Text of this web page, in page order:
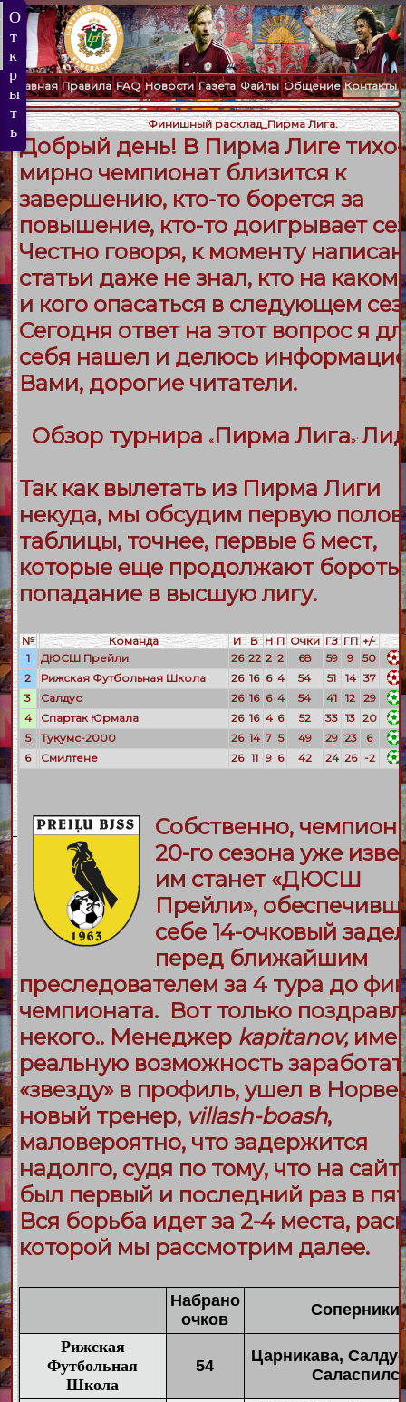
Главная Правила FAQ Новости Газета Файлы Общение Контакты
Финишный расклад_Пирма Лига.
Добрый день! В Пирма Лиге тихо-
мирно чемпионат близится к
завершению, кто-то борется за
повышение, кто-то доигрывает
Честно говоря, к моменту
статьи даже не знал, кто на каком
и кого опасаться в следующем
Сегодня ответ на этот вопрос я
себя нашел и делюсь
Вами, дорогие читатели.
Обзор турнира «Пирма Лига»:
Так как вылетать из Пирма Лиги
некуда, мы обсудим первую
таблицы, точнее, первые 6 мест,
которые еще продолжают
попадание в высшую лигу.
№ Команда И В Н П Очки ГЗ ГП +/-
1
ДЮСШ Прейли 26 22 2 2 68 59 9
50
2
Рижская Футбольная Школа 26 16 6 4 54 51 14 37
3
Салдус 26 16 6 4 54 41 12 29
4
Спартак Юрмала 26 16 4 6 52 33 13 20
5
Тукумс-2000 26 14 7 5 49 29 23
6
6
Смилтене 26 11 9 6 42 24 26 -2
Собственно, чемпион
20-го сезона уже
им станет «ДЮСШ
Прейли»,
себе 14-очковый
перед ближайшим
преследователем за 4 тура до
чемпионата. Вот только
некого.. Менеджер kapitanov,
реальную возможность
«звезду» в профиль, ушел в
новый тренер, villash-boash,
маловероятно, что задержится
надолго, судя по тому, что на
был первый и последний раз в
Вся борьба идет за 2-4 места,
которой мы рассмотрим далее.
Набрано
очков
Соперники
Рижская
Футбольная
Школа
54
Царникава,
Саласпилс